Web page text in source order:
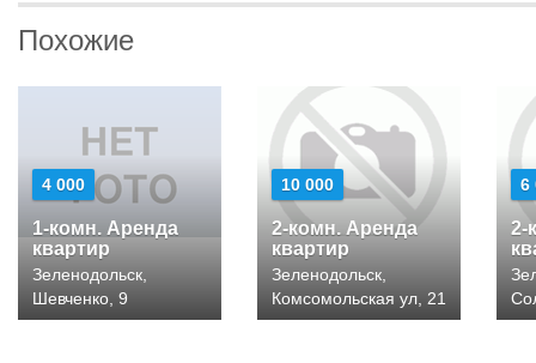
Похожие
4 000
1-комн. Аренда
квартир
Зеленодольск,
Шевченко, 9
10 000
2-комн. Аренда
квартир
Зеленодольск,
Комсомольская ул, 21
6
2-